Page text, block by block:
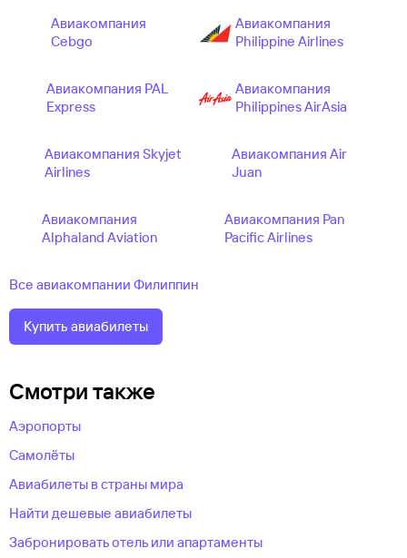
Авиакомпания
Cebgo
Авиакомпания
Philippine Airlines
Авиакомпания PAL
Express
Авиакомпания
Philippines AirAsia
Авиакомпания Skyjet
Airlines
Авиакомпания Air
Juan
Авиакомпания
Alphaland Aviation
Авиакомпания Pan
Pacific Airlines
Все авиакомпании Филиппин
Купить авиабилеты
Смотри также
Аэропорты
Самолёты
Авиабилеты в страны мира
Найти дешевые авиабилеты
Забронировать отель или апартаменты